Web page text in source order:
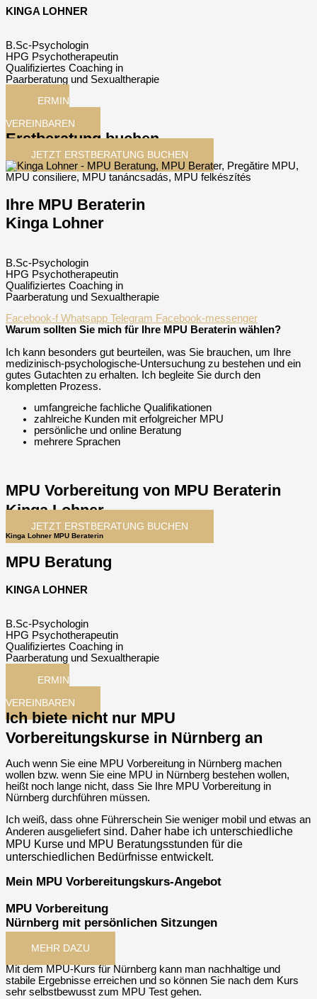
KINGA LOHNER
B.Sc-Psychologin
HPG Psychotherapeutin
Qualifiziertes Coaching in
Paarberatung und Sexualtherapie
TERMIN
VEREINBAREN
Erstberatung buchen
JETZT ERSTBERATUNG BUCHEN
Ihre MPU Beraterin
Kinga Lohner
B.Sc-Psychologin
HPG Psychotherapeutin
Qualifiziertes Coaching in
Paarberatung und Sexualtherapie
Facebook-f Whatsapp Telegram Facebook-messenger
Warum sollten Sie mich für Ihre MPU Beraterin wählen?
Ich kann besonders gut beurteilen, was Sie brauchen, um Ihre
medizinisch-psychologische-Untersuchung zu bestehen und ein
gutes Gutachten zu erhalten. Ich begleite Sie durch den
kompletten Prozess.
umfangreiche fachliche Qualifikationen
zahlreiche Kunden mit erfolgreicher MPU
persönliche und online Beratung
mehrere Sprachen
MPU Vorbereitung von MPU Beraterin
Kinga Lohner
JETZT ERSTBERATUNG BUCHEN
Kinga Lohner MPU Beraterin
MPU Beratung
KINGA LOHNER
B.Sc-Psychologin
HPG Psychotherapeutin
Qualifiziertes Coaching in
Paarberatung und Sexualtherapie
TERMIN
VEREINBAREN
Ich biete nicht nur MPU
Vorbereitungskurse in Nürnberg an
Auch wenn Sie eine MPU Vorbereitung in Nürnberg machen
wollen bzw. wenn Sie eine MPU in Nürnberg bestehen wollen,
heißt noch lange nicht, dass Sie Ihre MPU Vorbereitung in
Nürnberg durchführen müssen.
Ich weiß, dass ohne Führerschein Sie weniger mobil und etwas an
Anderen ausgeliefert sind. Daher habe ich unterschiedliche
MPU Kurse und MPU Beratungsstunden für die
unterschiedlichen Bedürfnisse entwickelt.
Mein MPU Vorbereitungskurs-Angebot
MPU Vorbereitung
Nürnberg mit persönlichen Sitzungen
MEHR DAZU
Mit dem MPU-Kurs für Nürnberg kann man nachhaltige und
stabile Ergebnisse erreichen und so können Sie nach dem Kurs
sehr selbstbewusst zum MPU Test gehen.